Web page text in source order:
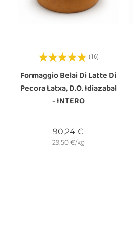
(16)
Formaggio Belai Di Latte Di
Pecora Latxa, D.O. Idiazabal
- INTERO
90,24 €
29.50 €/kg